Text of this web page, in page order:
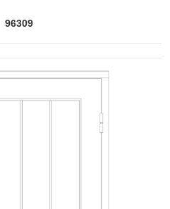
96309